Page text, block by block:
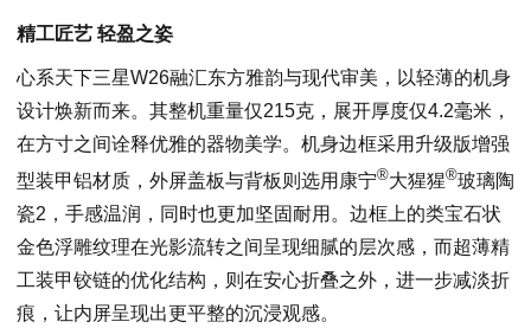
精工匠艺 轻盈之姿
心系天下三星W26融汇东方雅韵与现代审美，以轻薄的机身
设计焕新而来。其整机重量仅215克，展开厚度仅4.2毫米，
在方寸之间诠释优雅的器物美学。机身边框采用升级版增强
型装甲铝材质，外屏盖板与背板则选用康宁®大猩猩®玻璃陶
瓷2，手感温润，同时也更加坚固耐用。边框上的类宝石状
金色浮雕纹理在光影流转之间呈现细腻的层次感，而超薄精
工装甲铰链的优化结构，则在安心折叠之外，进一步减淡折
痕，让内屏呈现出更平整的沉浸观感。